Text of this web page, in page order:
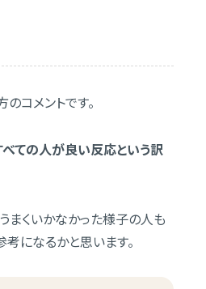
コメントです。
ての人が良い反応という訳
まくいかなかった様子の人も
考になるかと思います。